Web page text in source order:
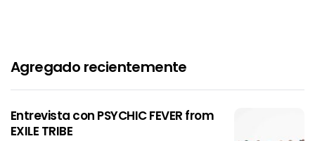
Agregado recientemente
Entrevista con PSYCHIC FEVER from
EXILE TRIBE